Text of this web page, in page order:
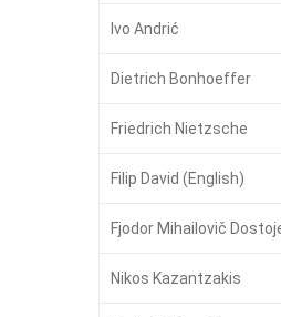
Ivo Andrić
Dietrich Bonhoeffer
Friedrich Nietzsche
Filip David (English)
Fjodor Mihailovič
Nikos Kazantzakis